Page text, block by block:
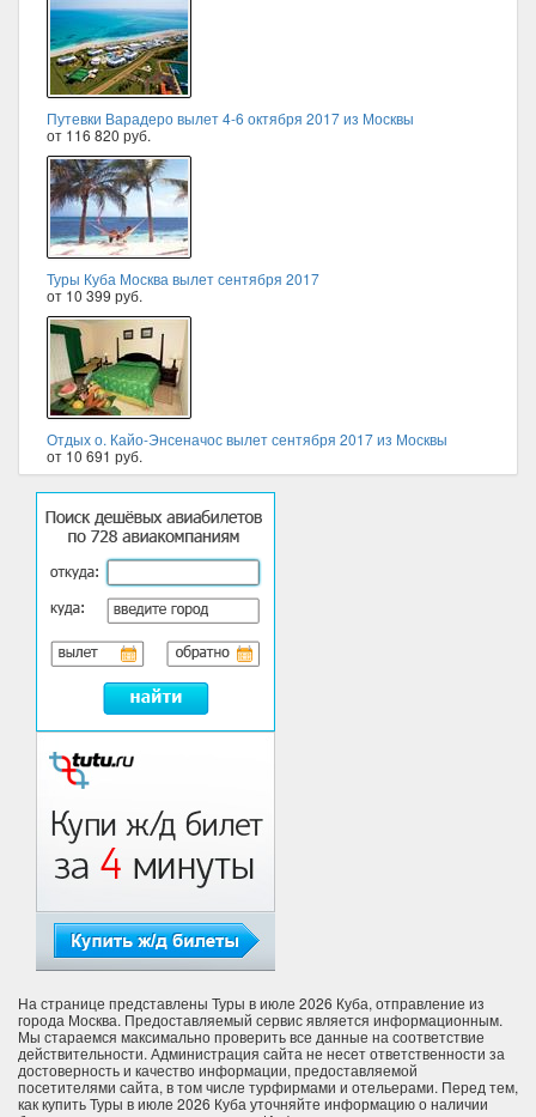
Путевки Варадеро вылет 4-6 октября 2017 из Москвы
от 116 820 руб.
Туры Куба Москва вылет сентября 2017
от 10 399 руб.
Отдых о. Кайо-Энсеначос вылет сентября 2017 из Москвы
от 10 691 руб.
На странице представлены Туры в июле 2026 Куба, отправление из
города Москва. Предоставляемый сервис является информационным.
Мы стараемся максимально проверить все данные на соответствие
действительности. Администрация сайта не несет ответственности за
достоверность и качество информации, предоставляемой
посетителями сайта, в том числе турфирмами и отельерами. Перед тем,
как купить Туры в июле 2026 Куба уточняйте информацию о наличии